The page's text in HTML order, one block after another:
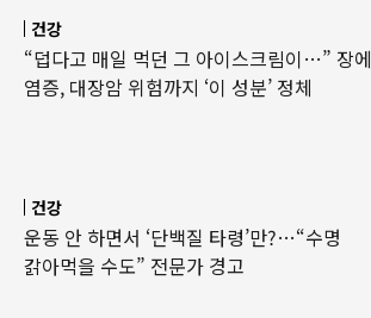
건강
“덥다고 매일 먹던 그 아이스크림이…” 장에
염증, 대장암 위험까지 ‘이 성분’ 정체
건강
운동 안 하면서 ‘단백질 타령’만?…“수명
갉아먹을 수도” 전문가 경고